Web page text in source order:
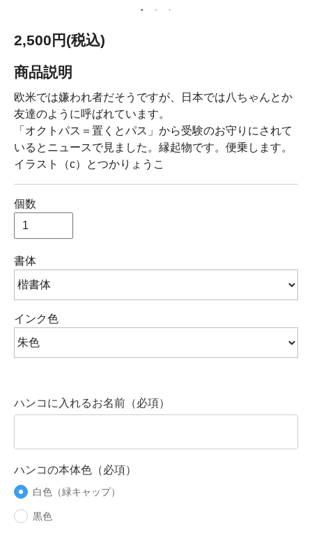
2,500円(税込)
商品説明
欧米では嫌われ者だそうですが、日本では八ちゃんとか
友達のように呼ばれています。
「オクトパス＝置くとパス」から受験のお守りにされて
いるとニュースで見ました。縁起物です。便乗します。
イラスト（c）とつかりょうこ
個数
書体
インク色
ハンコに入れるお名前（必項）
ハンコの本体色（必項）
白色（緑キャップ）
黒色